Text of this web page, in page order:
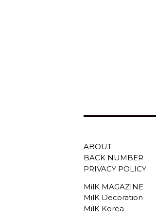
ABOUT
BACK NUMBER
PRIVACY POLICY
MilK MAGAZINE
MilK Decoration
MilK Korea